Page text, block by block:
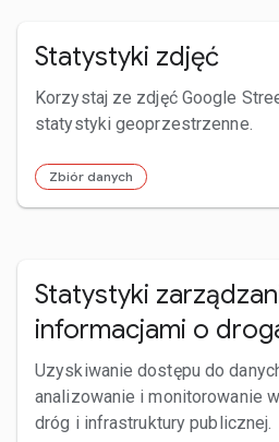
Statystyki zdjęć
Korzystaj ze zdjęć Google
statystyki geoprzestrzenne.
Zbiór danych
Statystyki
informacjami o
Uzyskiwanie dostępu do
analizowanie i monitorowanie
dróg i infrastruktury publicznej.